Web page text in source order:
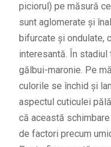
piciorul) pe măsură
sunt aglomerate și
bifurcate și ondulate,
interesantă. În stadiul
gălbui-maronie. Pe
culorile se închid și
aspectul cuticulei
că această
de factori precum